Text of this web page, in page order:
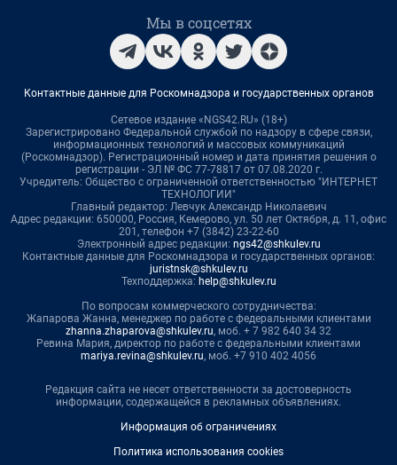
Мы в соцсетях
Контактные данные для Роскомнадзора и государственных органов
Сетевое издание «NGS42.RU» (18+)
Зарегистрировано Федеральной службой по надзору в сфере связи,
информационных технологий и массовых коммуникаций
(Роскомнадзор). Регистрационный номер и дата принятия решения о
регистрации - ЭЛ № ФС 77-78817 от 07.08.2020 г.
Учредитель: Общество с ограниченной ответственностью "ИНТЕРНЕТ
ТЕХНОЛОГИИ"
Главный редактор: Левчук Александр Николаевич
Адрес редакции: 650000, Россия, Кемерово, ул. 50 лет Октября, д. 11, офис
201, телефон +7 (3842) 23-22-60
Электронный адрес редакции: ngs42@shkulev.ru
Контактные данные для Роскомнадзора и государственных органов:
juristnsk@shkulev.ru
Техподдержка: help@shkulev.ru
По вопросам коммерческого сотрудничества:
Жапарова Жанна, менеджер по работе с федеральными клиентами
zhanna.zhaparova@shkulev.ru, моб. + 7 982 640 34 32
Ревина Мария, директор по работе с федеральными клиентами
mariya.revina@shkulev.ru, моб. +7 910 402 4056
Редакция сайта не несет ответственности за достоверность
информации, содержащейся в рекламных объявлениях.
Информация об ограничениях
Политика использования cookies